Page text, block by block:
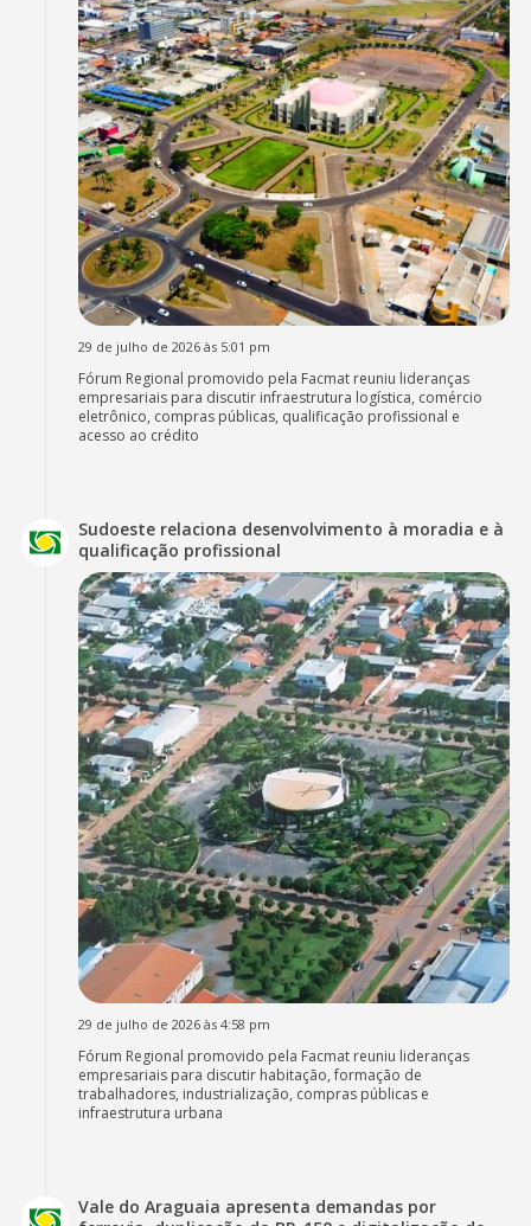
29 de julho de 2026 às 5:01 pm
Fórum Regional promovido pela Facmat reuniu lideranças
empresariais para discutir infraestrutura logística, comércio
eletrônico, compras públicas, qualificação profissional e
acesso ao crédito
Sudoeste relaciona desenvolvimento à moradia e à
qualificação profissional
29 de julho de 2026 às 4:58 pm
Fórum Regional promovido pela Facmat reuniu lideranças
empresariais para discutir habitação, formação de
trabalhadores, industrialização, compras públicas e
infraestrutura urbana
Vale do Araguaia apresenta demandas por